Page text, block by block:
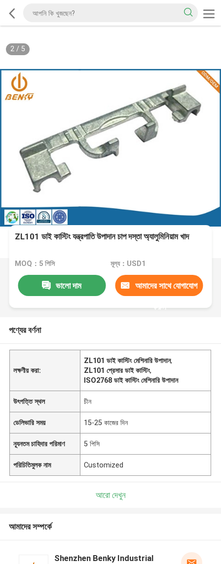
2/ 5
ZL101 ডাই কাস্টিং যন্ত্রপাতি উপাদান চাপ দস্তা অ্যালুমিনিয়াম খাদ
MOQ：5 পিসি মূল্য：USD1
ভালো দাম আমাদের সাথে যোগাযোগ
করুন
পণ্যের বর্ণনা
লক্ষণীয় করা:
ZL101 ডাই কাস্টিং মেশিনারি উপাদান,
ZL101 প্রেসার ডাই কাস্টিং,
ISO2768 ডাই কাস্টিং মেশিনারি উপাদান
উৎপত্তি স্থল চীন
ডেলিভারি সময় 15-25 কাজের দিন
ন্যূনতম চাহিদার পরিমাণ 5 পিসি
পরিচিতিমুলক নাম Customized
আরো দেখুন
আমাদের সম্পর্কে
Shenzhen Benky Industrial